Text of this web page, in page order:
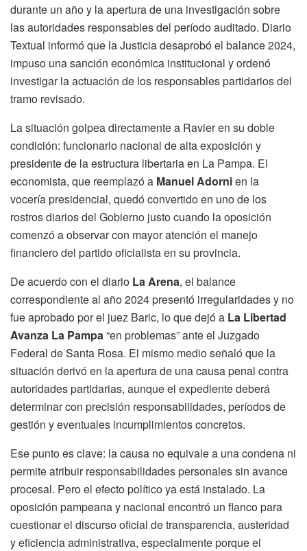
durante un año y la apertura de una investigación sobre
las autoridades responsables del período auditado. Diario
Textual informó que la Justicia desaprobó el balance 2024,
impuso una sanción económica institucional y ordenó
investigar la actuación de los responsables partidarios del
tramo revisado.
La situación golpea directamente a Ravier en su doble
condición: funcionario nacional de alta exposición y
presidente de la estructura libertaria en La Pampa. El
economista, que reemplazó a Manuel Adornien la
vocería presidencial, quedó convertido en uno de los
rostros diarios del Gobierno justo cuando la oposición
comenzó a observar con mayor atención el manejo
financiero del partido oficialista en su provincia.
De acuerdo con el diario La Arena, el balance
correspondiente al año 2024 presentó irregularidades y no
fue aprobado por el juez Baric, lo que dejó a La Libertad
Avanza La Pampa“en problemas” ante el Juzgado
Federal de Santa Rosa. El mismo medio señaló que la
situación derivó en la apertura de una causa penal contra
autoridades partidarias, aunque el expediente deberá
determinar con precisión responsabilidades, períodos de
gestión y eventuales incumplimientos concretos.
Ese punto es clave: la causa no equivale a una condena ni
permite atribuir responsabilidades personales sin avance
procesal. Pero el efecto político ya está instalado. La
oposición pampeana y nacional encontró un flanco para
cuestionar el discurso oficial de transparencia, austeridad
y eficiencia administrativa, especialmente porque el